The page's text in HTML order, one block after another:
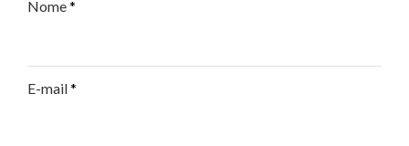
Nome*
E-mail*